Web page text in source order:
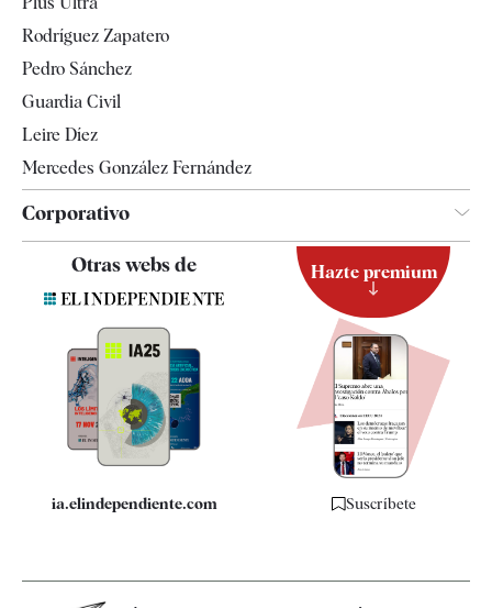
Televisión
Rodríguez Zapatero
Pedro Sánchez
Guardia Civil
Leire Díez
Mercedes González Fernández
Corporativo
Quiénes somos
Especificaciones
Otras webs de
ia.elindependiente.com
Hazte premium
Suscríbete